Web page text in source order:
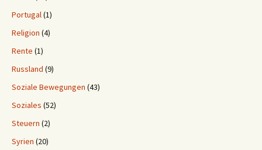
Portugal(1)
Religion (4)
Rente (1)
Russland (9)
Soziale Bewegungen (43)
Soziales (52)
Steuern (2)
Syrien (20)